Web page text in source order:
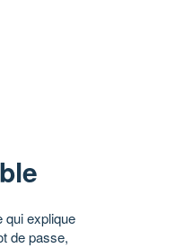
qui explique
de passe,